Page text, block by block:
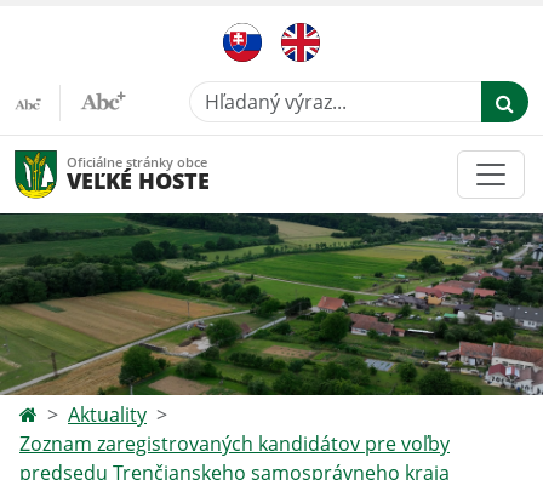
Hľadaný výraz...
Oficiálne stránky obce
VEĽKÉ HOSTE
Aktuality
Zoznam zaregistrovaných kandidátov pre voľby
predsedu Trenčianskeho samosprávneho kraja